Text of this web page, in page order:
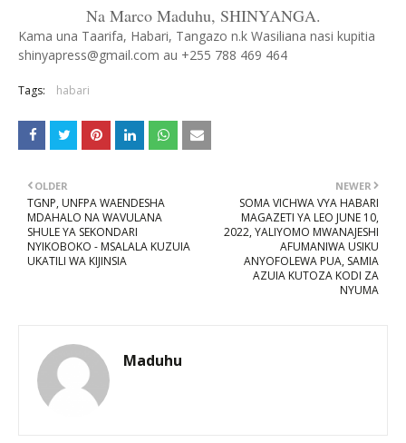
Na Marco Maduhu, SHINYANGA.
Kama una Taarifa, Habari, Tangazo n.k Wasiliana nasi kupitia
shinyapress@gmail.com au +255 788 469 464
Tags: habari
NEWER
SOMA VICHWA VYA HABARI
MAGAZETI YA LEO JUNE 10,
2022, YALIYOMO MWANAJESHI
AFUMANIWA USIKU
ANYOFOLEWA PUA, SAMIA
AZUIA KUTOZA KODI ZA
NYUMA
OLDER
TGNP, UNFPA WAENDESHA
MDAHALO NA WAVULANA
SHULE YA SEKONDARI
NYIKOBOKO - MSALALA KUZUIA
UKATILI WA KIJINSIA
Maduhu